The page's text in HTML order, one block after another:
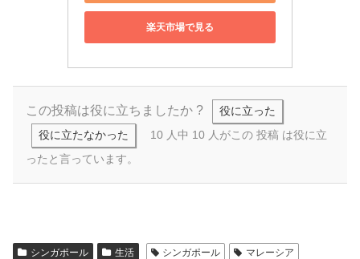
楽天市場で見る
この投稿は役に立ちましたか ?
役に立った
役に立たなかった
10 人中 10 人がこの 投稿 は役に立
ったと言っています。
シンガポール 生活 シンガポール
マレーシア